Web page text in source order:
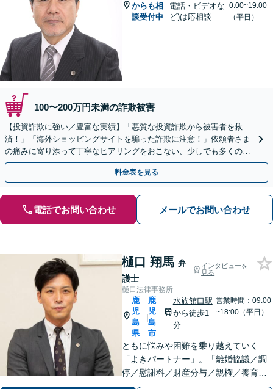
からも相
談受付中
電話・ビデオな
ど)は応相談
0:00~19:00
（平日）
100〜200万円未満の詐欺被害
【投資詐欺に強い／豊富な実績】「悪質な投資詐欺から被害者を救
済！」「海外ショッピングサイトを騙った詐欺に注意！」依頼者さま
の痛みに寄り添って丁寧なヒアリングをおこない、少しでも多くの返
金が得られるよう尽力します！
料金表を見る
電話でお問い合わせ メールでお問い合わせ
樋口 翔馬 弁
護士
インタビューを
見る
樋口法律事務所
鹿
児
島
県
|
鹿
児
島
市
水族館口駅
から徒歩1
分
営業時間：09:00
~18:00（平日）
ともに悩みや困難を乗り越えていく
「よきパートナー」。「離婚協議／調
停／慰謝料／財産分与／親権／養育費
ほか」【賠償金アップの事例多数】死